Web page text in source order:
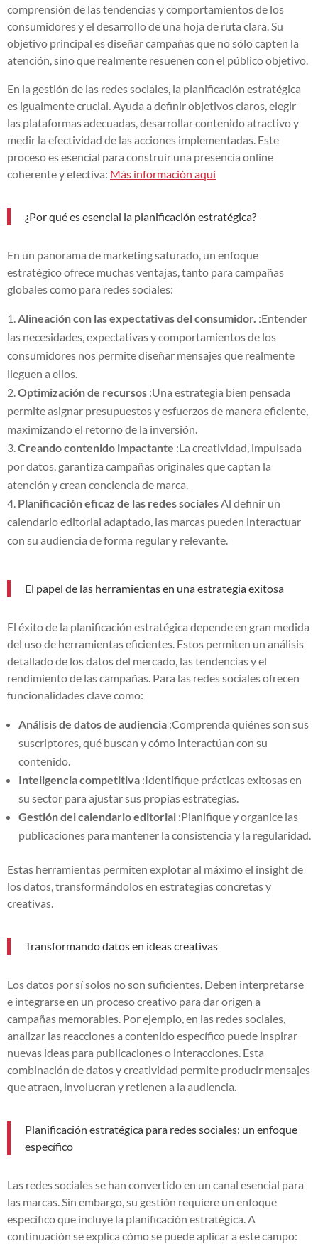
comprensión de las tendencias y comportamientos de los
consumidores y el desarrollo de una hoja de ruta clara. Su
objetivo principal es diseñar campañas que no sólo capten la
atención, sino que realmente resuenen con el público objetivo.
En la gestión de las redes sociales, la planificación estratégica
es igualmente crucial. Ayuda a definir objetivos claros, elegir
las plataformas adecuadas, desarrollar contenido atractivo y
medir la efectividad de las acciones implementadas. Este
proceso es esencial para construir una presencia online
coherente y efectiva: Más información aquí
¿Por qué es esencial la planificación estratégica?
En un panorama de marketing saturado, un enfoque
estratégico ofrece muchas ventajas, tanto para campañas
globales como para redes sociales:
Alineación con las expectativas del consumidor. :Entender
las necesidades, expectativas y comportamientos de los
consumidores nos permite diseñar mensajes que realmente
lleguen a ellos.
Optimización de recursos :Una estrategia bien pensada
permite asignar presupuestos y esfuerzos de manera eficiente,
maximizando el retorno de la inversión.
Creando contenido impactante :La creatividad, impulsada
por datos, garantiza campañas originales que captan la
atención y crean conciencia de marca.
Planificación eficaz de las redes sociales Al definir un
calendario editorial adaptado, las marcas pueden interactuar
con su audiencia de forma regular y relevante.
El papel de las herramientas en una estrategia exitosa
El éxito de la planificación estratégica depende en gran medida
del uso de herramientas eficientes. Estos permiten un análisis
detallado de los datos del mercado, las tendencias y el
rendimiento de las campañas. Para las redes sociales ofrecen
funcionalidades clave como:
Análisis de datos de audiencia :Comprenda quiénes son sus
suscriptores, qué buscan y cómo interactúan con su
contenido.
Inteligencia competitiva :Identifique prácticas exitosas en
su sector para ajustar sus propias estrategias.
Gestión del calendario editorial :Planifique y organice las
publicaciones para mantener la consistencia y la regularidad.
Estas herramientas permiten explotar al máximo el insight de
los datos, transformándolos en estrategias concretas y
creativas.
Transformando datos en ideas creativas
Los datos por sí solos no son suficientes. Deben interpretarse
e integrarse en un proceso creativo para dar origen a
campañas memorables. Por ejemplo, en las redes sociales,
analizar las reacciones a contenido específico puede inspirar
nuevas ideas para publicaciones o interacciones. Esta
combinación de datos y creatividad permite producir mensajes
que atraen, involucran y retienen a la audiencia.
Planificación estratégica para redes sociales: un enfoque
específico
Las redes sociales se han convertido en un canal esencial para
las marcas. Sin embargo, su gestión requiere un enfoque
específico que incluye la planificación estratégica. A
continuación se explica cómo se puede aplicar a este campo: